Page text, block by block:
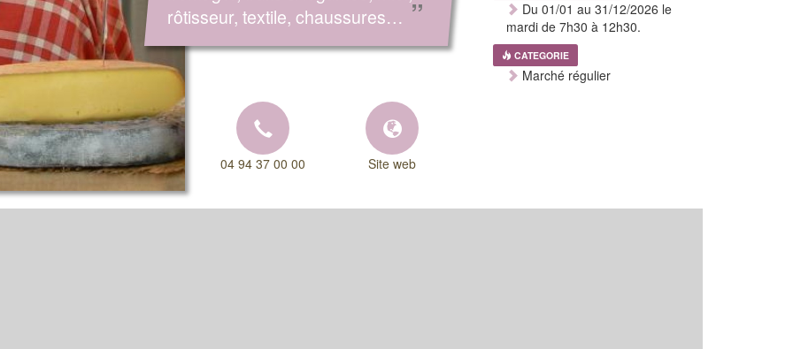
rôtisseur, textile, chaussures… ”
Du 01/01 au 31/12/2026 le
mardi de 7h30 à 12h30.
CATEGORIE
Marché régulier
04 94 37 00 00 Site web